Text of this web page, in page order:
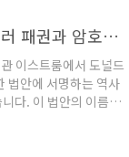
나 코인베이스
이러한 정책은 의도와
을 무너뜨리고 오히려
가장 치명적인 타격을
될 수 있다는 사실을 반
번 시간에는 법인세 및
업 규제 강화가 어떻
지니어스 법안, 달러 패권과 암호화폐 시장의 미래를 다시 쓰다
이스트룸에서 도널드
법안에 서명하는 역사
다. 이 법안의 이름은
립 및 안내법
National